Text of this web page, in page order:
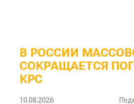
В РОССИИ
СОКРАЩАЕТСЯ
КРС
10.08.2026